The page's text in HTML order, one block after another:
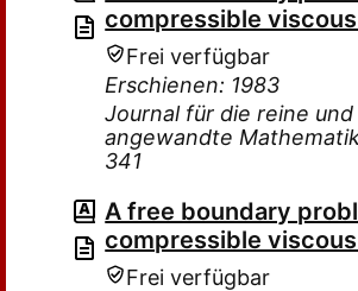
compressible
Frei verfügbar
Erschienen: 1983
Journal für die reine und
angewandte
341
A free boundary
compressible
Frei verfügbar